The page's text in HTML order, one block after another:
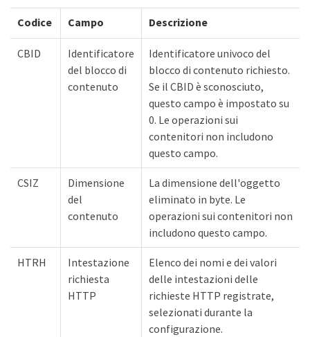
Codice Campo Descrizione
CBID
Identificatore
del blocco di
contenuto
Identificatore univoco del
blocco di contenuto richiesto.
Se il CBID è sconosciuto,
questo campo è impostato su
0. Le operazioni sui
contenitori non includono
questo campo.
CSIZ
Dimensione
del
contenuto
La dimensione dell'oggetto
eliminato in byte. Le
operazioni sui contenitori non
includono questo campo.
HTRH
Intestazione
richiesta
HTTP
Elenco dei nomi e dei valori
delle intestazioni delle
richieste HTTP registrate,
selezionati durante la
configurazione.